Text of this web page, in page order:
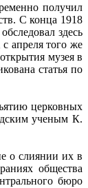
получил
С конца 1918
здесь
апреля того же
музея в
статья по
церковных
ученым К.
о слиянии их в
общества
бюро